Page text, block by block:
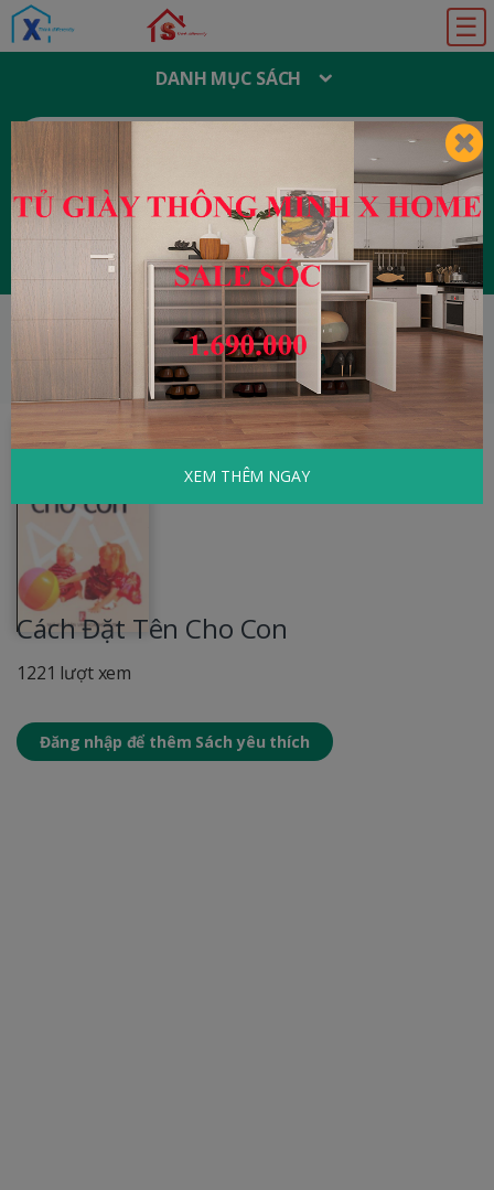
☰
DANH MỤC SÁCH
T
M
I
M
Đăng ký Đăng nhập
HOME Văn Hóa - Tôn Giáo
Cách Đặt Tên
Cho Con
Cách Đặt Tên Cho Con
1221 lượt xem
Đăng nhập để thêm Sách yêu thích
XEM THÊM NGAY